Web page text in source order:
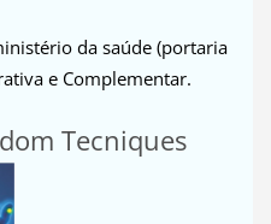
da saúde (portaria
e Complementar.
Tecniques